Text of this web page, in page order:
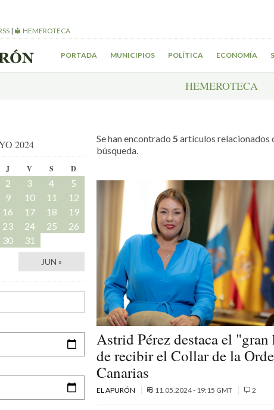
| HEMEROTECA
PORTADA MUNICIPIOS POLÍTICA ECONOMÍA
HEMEROTECA
2024
J V S D
JUN »
2 3 4
5
9 10 11
12
16 17 18
19
23 24 25
26
30 31
Se han encontrado 5 artículos relacionados
búsqueda.
Astrid Pérez destaca el
de recibir el Collar de la
Canarias
EL APURÓN 11.05.2024 - 19:15 GMT 2